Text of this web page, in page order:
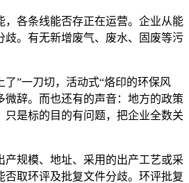
各条线能否存正在运营。企业从能
歧。有无新增废气、废水、固废等污
”一刀切，活动式“烙印的环保风
微辞。而也还有的声音：地方的政策
只是标的目的有问题，把企业全数关
规模、地址、采用的出产工艺或采
否取环评及批复文件分歧。环评批复